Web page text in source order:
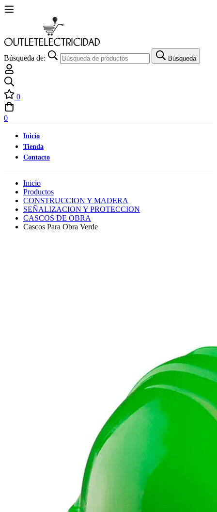
Búsqueda de: Búsqueda
0
0
Inicio
Tienda
Contacto
Inicio
Productos
CONSTRUCCION Y MADERA
SEÑALIZACION Y PROTECCION
CASCOS DE OBRA
Cascos Para Obra Verde